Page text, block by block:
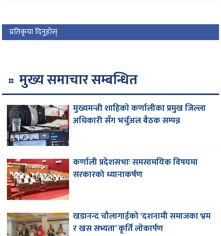
प्रतिकृया दिनुहोस्
मुख्य समाचार सम्बन्धित
मुख्यमन्त्री शाहिकाे कर्णालीका प्रमुख जिल्ला
अधिकारी सँग भर्चुअल बैठक सम्पन्न
कर्णाली प्रदेशसभाः समसामयिक विषयमा
सरकारको ध्यानाकर्षण
खडानन्द चौलागाईको ‘दशनामी समाजका भ्रम
र खस सभ्यता’ कृर्ति लाेकार्पण